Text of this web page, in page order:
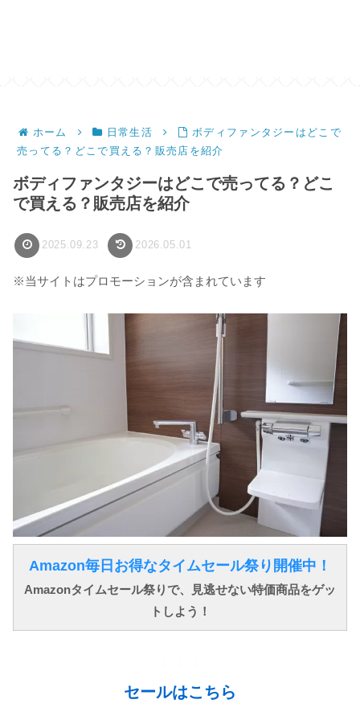
ホーム 日常生活
ボディファンタジーはどこで
売ってる？どこで買える？販売店を紹介
ボディファンタジーはどこで売ってる？どこ
で買える？販売店を紹介
2025.09.23 2026.05.01
※当サイトはプロモーションが含まれています
Amazon毎日お得なタイムセール祭り開催中！
Amazonタイムセール祭りで、見逃せない特価商品をゲッ
トしよう！
セールはこちら